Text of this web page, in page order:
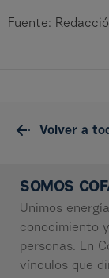
Fuente:
Volver a
SOMOS
Unimos
conocimiento
personas. En
vínculos que